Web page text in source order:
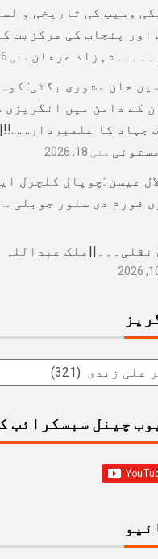
وسیب کی تاریخی و
اور پنجاب کی مرکزیت
عرفان مئی 26, 2026
خان مشوری بگٹی: کوہ
کے دامن میں انگریزی
جہاد کا
مئی 18, 2026
عیسن :چوپال کلچرل
فورم دی سلور جوبلی
نقلی۔۔۔||ملک عبداللہ
چینل سبسکرائب